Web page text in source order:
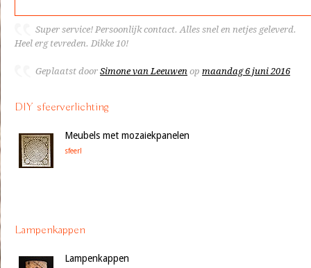
Super service! Persoonlijk contact. Alles snel en netjes geleverd.
Heel erg tevreden. Dikke 10!
Geplaatst door Simone van Leeuwen op maandag 6 juni 2016
DIY sfeerverlichting
Meubels met mozaiekpanelen
sfeer!
Lampenkappen
Lampenkappen